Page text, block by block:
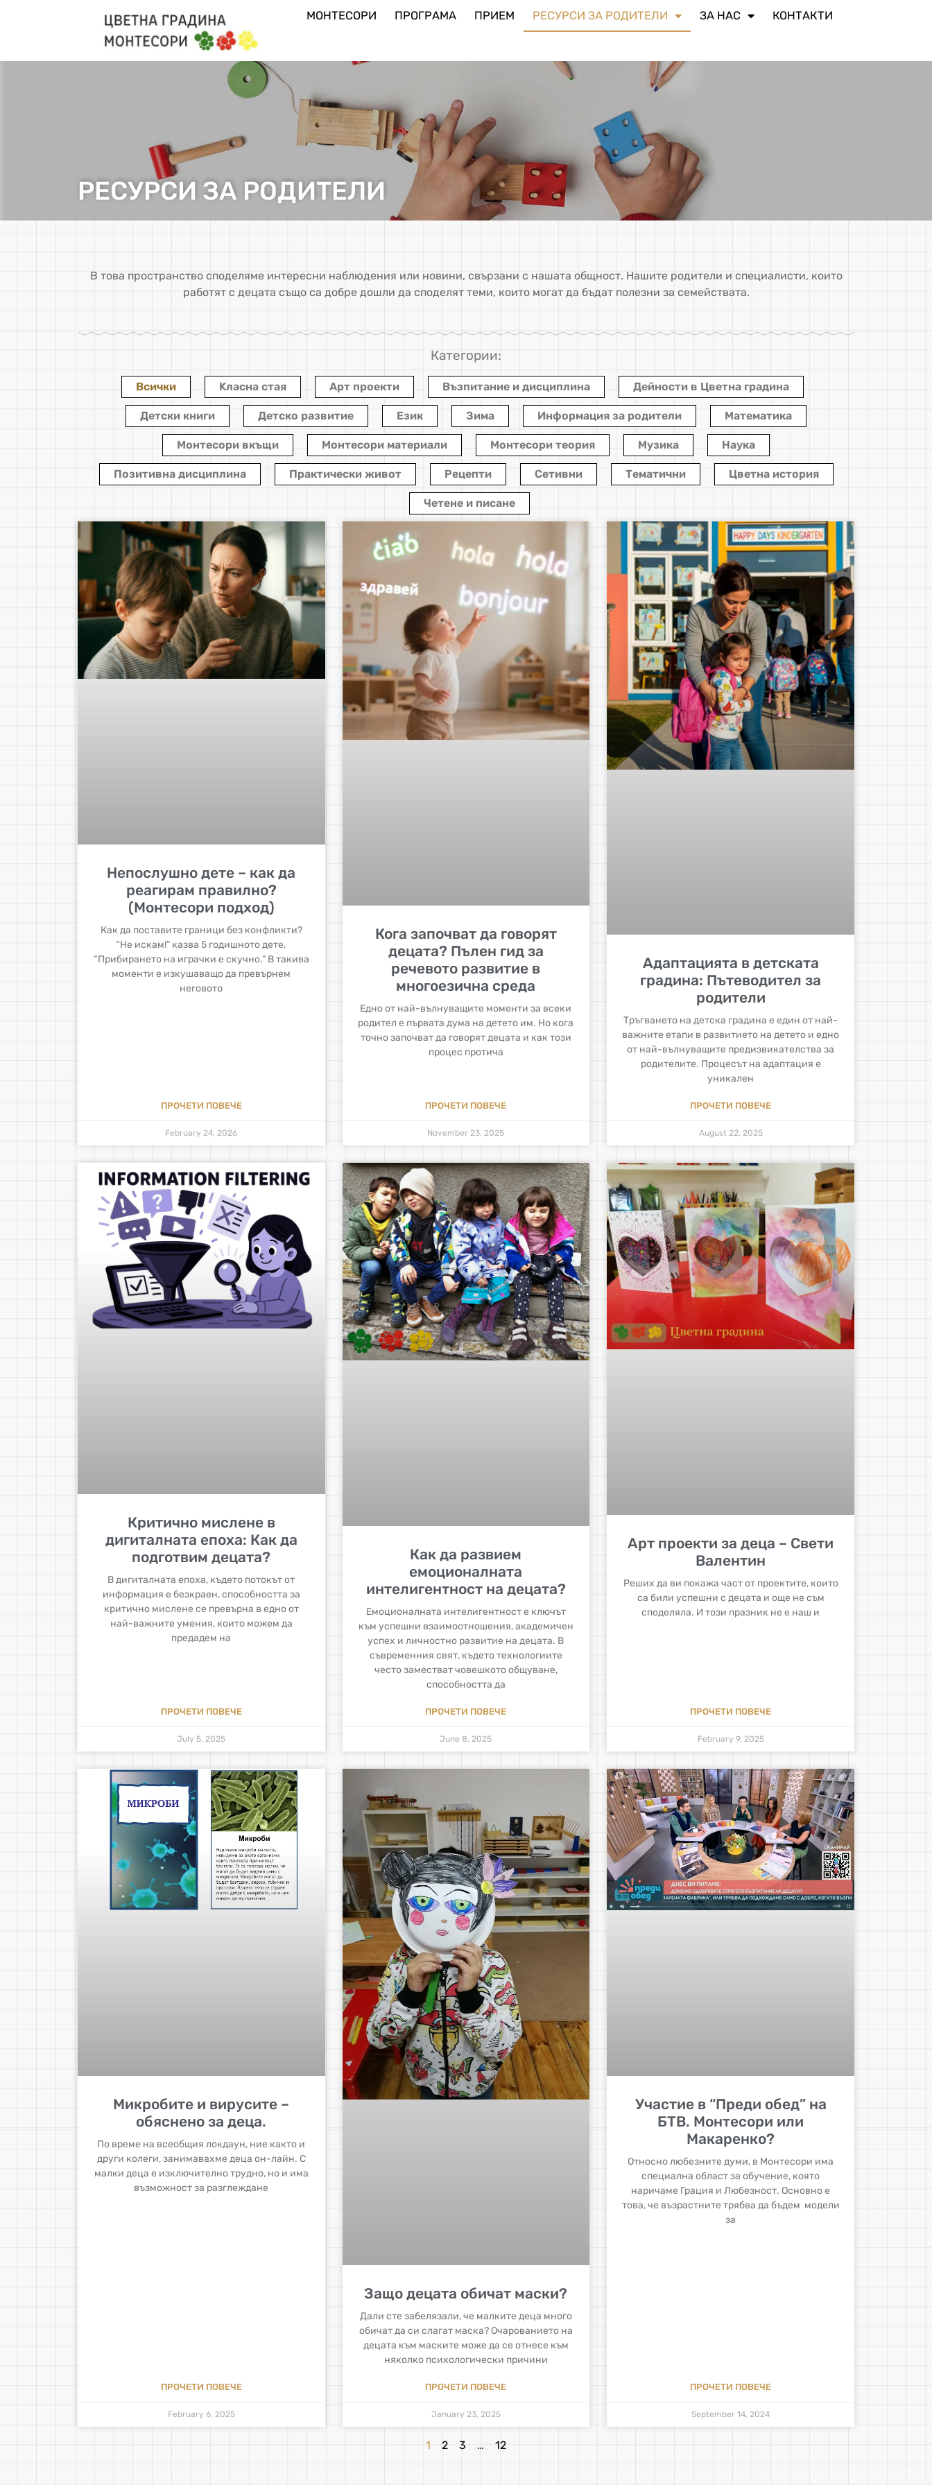
МОНТЕСОРИ ПРОГРАМА ПРИЕМ РЕСУРСИ ЗА РОДИТЕЛИ​ ЗА НАС КОНТАКТИ
РЕСУРСИ ЗА РОДИТЕЛИ​
В това пространство споделяме интересни наблюдения или новини, свързани с нашата общност. Нашите родители и специалисти, които
работят с децата също са добре дошли да споделят теми, които могат да бъдат полезни за семействата.
Категории:
Всички Kласна стая Арт проекти Възпитание и дисциплина Дейности в Цветна градина
Детски книги Детско развитие Език Зима Информация за родители Математика
Монтесори вкъщи Монтесори материали Монтесори теория Музика Наука
Позитивна дисциплина Практически живот Рецепти Сетивни Тематични Цветна история
Четене и писане
Непослушно дете – как да
реагирам правилно?
(Монтесори подход)
Как да поставите граници без конфликти?
“Не искам!” казва 5 годишното дете.
“Прибирането на играчки е скучно.” В такива
моменти е изкушаващо да превърнем
неговото
ПРОЧЕТИ ПОВЕЧЕ
February 24, 2026
Кога започват да говорят
децата? Пълен гид за
речевото развитие в
многоезична среда
Едно от най-вълнуващите моменти за всеки
родител е първата дума на детето им. Но кога
точно започват да говорят децата и как този
процес протича
ПРОЧЕТИ ПОВЕЧЕ
November 23, 2025
Адаптацията в детската
градина: Пътеводител за
родители
Тръгването на детска градина е един от най-
важните етапи в развитието на детето и едно
от най-вълнуващите предизвикателства за
родителите. Процесът на адаптация е
уникален
ПРОЧЕТИ ПОВЕЧЕ
August 22, 2025
Критично мислене в
дигиталната епоха: Как да
подготвим децата?
В дигиталната епоха, където потокът от
информация е безкраен, способността за
критично мислене се превърна в едно от
най-важните умения, които можем да
предадем на
ПРОЧЕТИ ПОВЕЧЕ
July 5, 2025
Как да развием
емоционалната
интелигентност на децата?
Емоционалната интелигентност е ключът
към успешни взаимоотношения, академичен
успех и личностно развитие на децата. В
съвременния свят, където технологиите
често заместват човешкото общуване,
способността да
ПРОЧЕТИ ПОВЕЧЕ
June 8, 2025
Арт проекти за деца – Свети
Валентин
Реших да ви покажа част от проектите, които
са били успешни с децата и още не съм
споделяла. И този празник не е наш и
ПРОЧЕТИ ПОВЕЧЕ
February 9, 2025
Микробите и вирусите –
обяснено за деца.
По време на всеобщия локдаун, ние както и
други колеги, занимавахме деца он-лайн. С
малки деца е изключително трудно, но и има
възможност за разглеждане
ПРОЧЕТИ ПОВЕЧЕ
February 6, 2025
Защо децата обичат маски?
Дали сте забелязали, че малките деца много
обичат да си слагат маска? Очарованието на
децата към маските може да се отнесе към
няколко психологически причини
ПРОЧЕТИ ПОВЕЧЕ
January 23, 2025
Участие в “Преди обед” на
БТВ. Монтесори или
Макаренко?
Относно любезните думи, в Монтесори има
специална област за обучение, която
наричаме Грация и Любезност. Основно е
това, че възрастните трябва да бъдем модели
за
ПРОЧЕТИ ПОВЕЧЕ
September 14, 2024
1 2 3 … 12